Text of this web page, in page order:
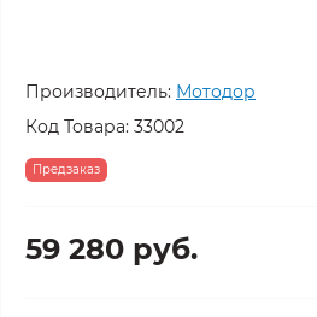
Производитель: Мотодор
Код Товара: 33002
Предзаказ
59 280 руб.